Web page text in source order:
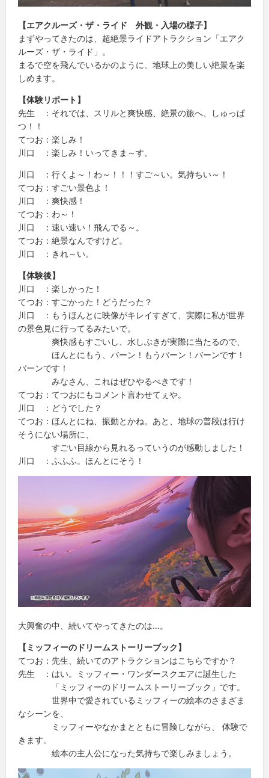
【エアクルーズ・ザ・ライド 外観・入場の様子】
まずやってきたのは、超絶景ライドアトラクション「エアク
ルーズ・ザ・ライド」。
まるで空を飛んでいるかのように、地球上の美しい絶景を楽
しめます。
【体験リポート】
先生 ：それでは、スリルと爽快感、絶景の旅へ、しゅっぱ
つ！！
てつお：楽しみ！
川口 ：楽しみ！いってきま～す。
川口 ：行くよ～！わ～！！！すご～い。気持ちい～！
てつお：すごい景色よ！
川口 ：爽快感！
てつお：わ～！
川口 ：速い速い！飛んでる～。
てつお：絶景なんですけど。
川口 ：きれ～い。
【体験後】
川口 ：楽しかった！
てつお：すごかった！どうだった？
川口 ：もうほんとに映像がキレイすぎて、実際に私が世界
の景色見に行ってるみたいで。
爽快感もすごいし、水しぶきが実際に当たるので、
ほんとにもう、バーン！もうバーン！バーンです！
バーンです！
みなさん、これはぜひやるべきです！
てつお：てつおにもコメント言わせてぇや。
川口 ：どうでした？
てつお：ほんとにね、振動とかね。あと、地球の普段は行け
そうにない場所に、
すごい目線から見れるっていうのが感動しました！
川口 ：ふふふ。ほんとにそう！
大興奮の中、続いてやってきたのは…。
【ミッフィーのドリームストーリーブック】
てつお：先生、続いてのアトラクションはこちらですか？
先生 ：はい。ミッフィー・ワンダースクエアに誕生した
「ミッフィーのドリームストーリーブック」です。
世界中で愛されているミッフィーの絵本のさまざま
なシーンを、
ミッフィーやなかまとともに冒険しながら、 体験で
きます。
絵本の主人公になった気持ちで楽しみましょう。